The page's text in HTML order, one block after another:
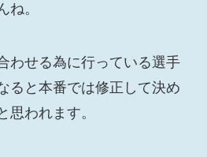
ね。
わせる為に行っている選手
ると本番では修正して決め
思われます。